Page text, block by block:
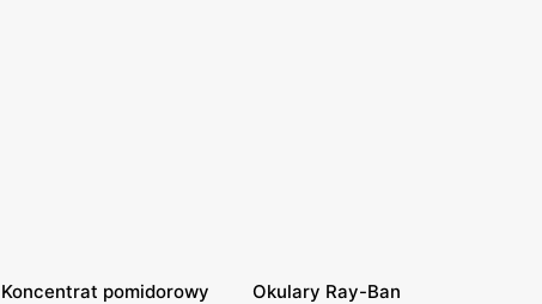
Koncentrat pomidorowy Okulary Ray-Ban